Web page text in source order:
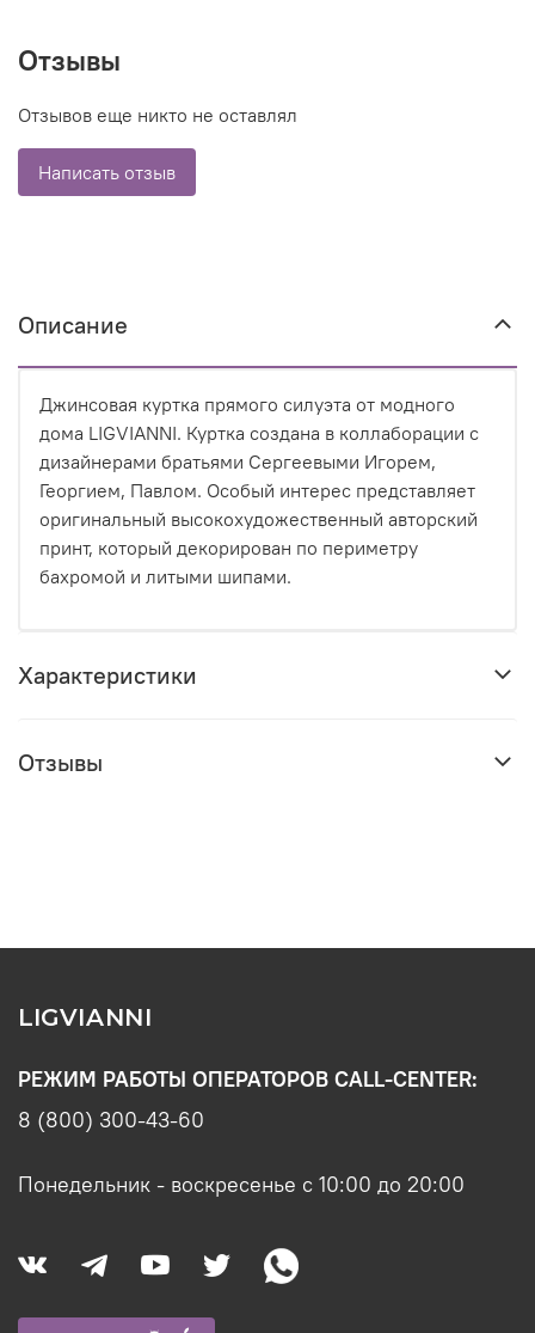
Отзывы
Отзывов еще никто не оставлял
Написать отзыв
Описание
Джинсовая куртка прямого силуэта от модного
дома LIGVIANNI. Куртка создана в коллаборации с
дизайнерами братьями Сергеевыми Игорем,
Георгием, Павлом. Особый интерес представляет
оригинальный высокохудожественный авторский
принт, который декорирован по периметру
бахромой и литыми шипами.
Характеристики
Отзывы
LIGVIANNI
РЕЖИМ РАБОТЫ ОПЕРАТОРОВ CALL-CENTER:
8 (800) 300-43-60
Понедельник - воскресенье с 10:00 до 20:00